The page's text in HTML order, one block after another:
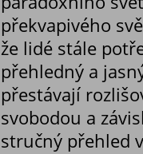
překvapivého
že lidé stále
přehledný a
přestávají
svobodou a
stručný přehled